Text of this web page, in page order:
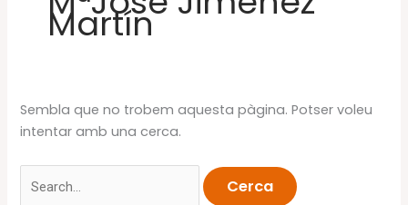
Martín
Sembla que no trobem aquesta pàgina. Potser voleu
intentar amb una cerca.